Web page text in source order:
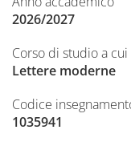
2026/2027
Corso di studio a
Lettere moderne
Codice
1035941